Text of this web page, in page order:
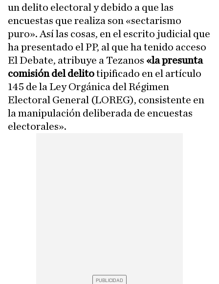
un delito electoral y debido a que las
encuestas que realiza son «sectarismo
puro». Así las cosas, en el escrito judicial que
ha presentado el PP, al que ha tenido acceso
El Debate, atribuye a Tezanos «la presunta
comisión del delitotipificado en el artículo
145 de la Ley Orgánica del Régimen
Electoral General (LOREG), consistente en
la manipulación deliberada de encuestas
electorales».